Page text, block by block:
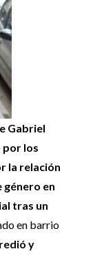
Gabriel
por los
la relación
en
tras un
en barrio
y